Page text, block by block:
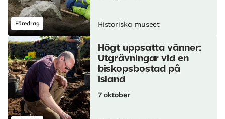
Föredrag Historiska museet
Högt uppsatta vänner:
Utgrävningar vid en
biskopsbostad på
Island
7 oktober